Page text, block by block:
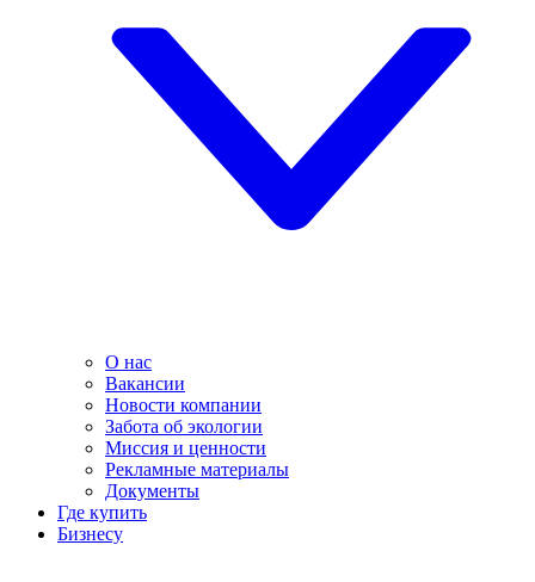
О нас
Вакансии
Новости компании
Забота об экологии
Миссия и ценности
Рекламные материалы
Документы
Где купить
Бизнесу